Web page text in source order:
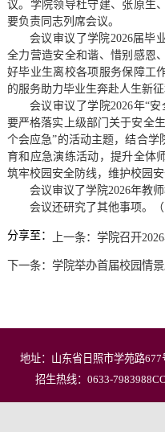
议。学院领导杜守建、张原生
要负责同志列席会议。
会议审议了学院2026届毕
全力营造安全和谐、惜别感恩
好毕业生离校各项服务保障工
的服务助力毕业生奔赴人生新征
会议审议了学院2026年“
要严格落实上级部门关于安全
个会应急”的活动主题，结合
育和应急演练活动，提升全体
筑牢校园安全防线，维护校园安
会议审议了学院2026年教
会议还研究了其他事项。（
分享至： 上一条： 学院召开
下一条： 学院举办首届校园情
地址：山东省日照市学苑路
招生热线：0633-